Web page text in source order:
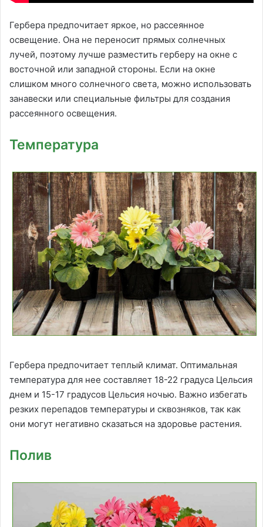
Гербера предпочитает яркое, но рассеянное
освещение. Она не переносит прямых солнечных
лучей, поэтому лучше разместить герберу на окне с
восточной или западной стороны. Если на окне
слишком много солнечного света, можно использовать
занавески или специальные фильтры для создания
рассеянного освещения.
Температура
Гербера предпочитает теплый климат. Оптимальная
температура для нее составляет 18-22 градуса Цельсия
днем и 15-17 градусов Цельсия ночью. Важно избегать
резких перепадов температуры и сквозняков, так как
они могут негативно сказаться на здоровье растения.
Полив